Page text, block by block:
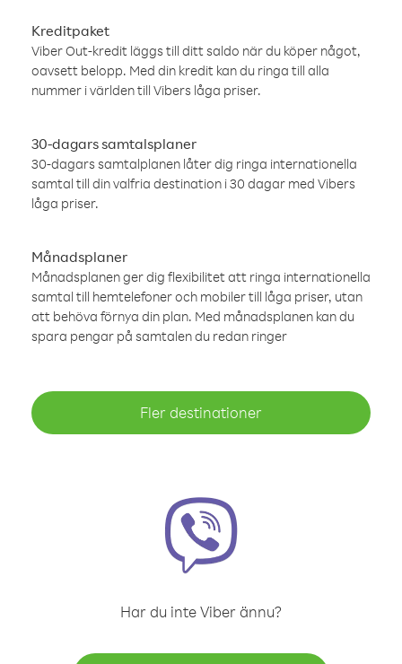
Kreditpaket
Viber Out-kredit läggs till ditt saldo när du köper något,
oavsett belopp. Med din kredit kan du ringa till alla
nummer i världen till Vibers låga priser.
30-dagars samtalsplaner
30-dagars samtalplanen låter dig ringa internationella
samtal till din valfria destination i 30 dagar med Vibers
låga priser.
Månadsplaner
Månadsplanen ger dig flexibilitet att ringa internationella
samtal till hemtelefoner och mobiler till låga priser, utan
att behöva förnya din plan. Med månadsplanen kan du
spara pengar på samtalen du redan ringer
Fler destinationer
Har du inte Viber ännu?